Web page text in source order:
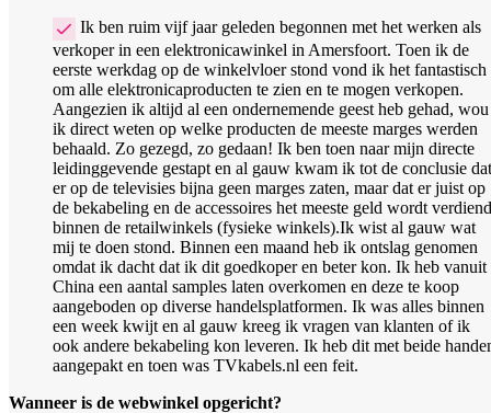
Ik ben ruim vijf jaar geleden begonnen met het werken als
verkoper in een elektronicawinkel in Amersfoort. Toen ik de
eerste werkdag op de winkelvloer stond vond ik het fantastisch
om alle elektronicaproducten te zien en te mogen verkopen.
Aangezien ik altijd al een ondernemende geest heb gehad, wou
ik direct weten op welke producten de meeste marges werden
behaald. Zo gezegd, zo gedaan! Ik ben toen naar mijn directe
leidinggevende gestapt en al gauw kwam ik tot de conclusie dat
er op de televisies bijna geen marges zaten, maar dat er juist op
de bekabeling en de accessoires het meeste geld wordt verdiend
binnen de retailwinkels (fysieke winkels).Ik wist al gauw wat
mij te doen stond. Binnen een maand heb ik ontslag genomen
omdat ik dacht dat ik dit goedkoper en beter kon. Ik heb vanuit
China een aantal samples laten overkomen en deze te koop
aangeboden op diverse handelsplatformen. Ik was alles binnen
een week kwijt en al gauw kreeg ik vragen van klanten of ik
ook andere bekabeling kon leveren. Ik heb dit met beide
aangepakt en toen was TVkabels.nl een feit.
Wanneer is de webwinkel opgericht?